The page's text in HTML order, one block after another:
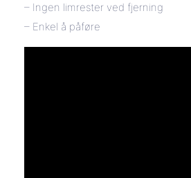
– Ingen limrester ved fjerning
– Enkel å påføre